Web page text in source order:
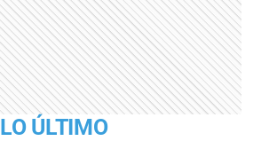
LO ÚLTIMO